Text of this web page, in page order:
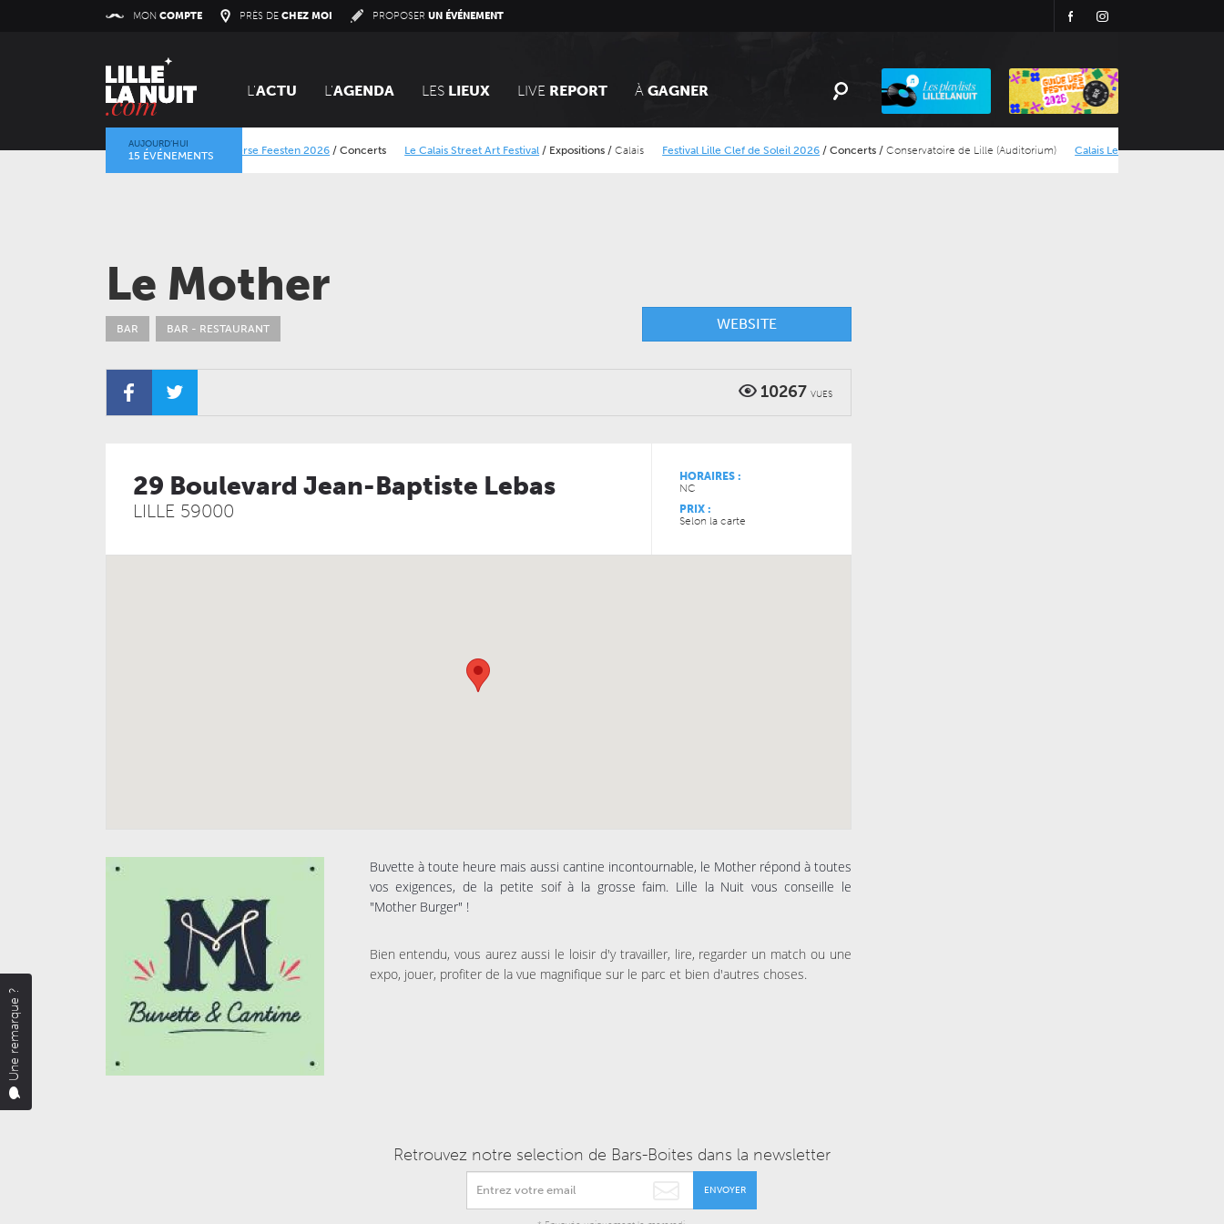
MON COMPTE PRÈS DE CHEZ MOI PROPOSERUN ÉVÉNEMENT
L'ACTU L'AGENDA LES LIEUX LIVE REPORT À GAGNER
Playlist
LillelaNuit
AUJOURD’HUI
15 ÉVÉNEMENTS
Lokerse Feesten 2026/Concerts Le Calais Street Art Festival/Expositions/Calais Festival Lille Clef de Soleil 2026/Concerts/Conservatoire de Lille (Auditorium) Calais Let’s Dance/Concerts/Calais
Le Mother
BAR BAR - RESTAURANT WEBSITE
10267 VUES
29 Boulevard Jean-Baptiste Lebas
LILLE 59000
HORAIRES :
NC
PRIX :
Selon la carte
Buvette à toute heure mais aussi cantine incontournable, le Mother répond à toutes
vos exigences, de la petite soif à la grosse faim. Lille la Nuit vous conseille le
"Mother Burger" !
Bien entendu, vous aurez aussi le loisir d'y travailler, lire, regarder un match ou une
expo, jouer, profiter de la vue magnifique sur le parc et bien d'autres choses.
Retrouvez notre selection de Bars-Boites dans la newsletter
ENVOYER
Une remarque ?